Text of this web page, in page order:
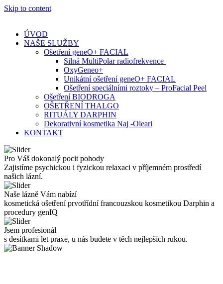
Skip to content
ÚVOD
NAŠE SLUŽBY
Ošetření geneO+ FACIAL
Silná MultiPolar radiofrekvence
OxyGeneo+
Unikátní ošetření geneO+ FACIAL
Ošetření speciálními roztoky – ProFacial Peel
Ošetření BIODROGA
OŠETŘENÍ THALGO
RITUÁLY DARPHIN
Dekorativní kosmetika Naj -Oleari
KONTAKT
Pro Váš dokonalý pocit pohody
Zajistíme psychickou i fyzickou relaxaci v příjemném prostředí
našich lázní.
Naše lázně Vám nabízí
kosmetická ošetření prvotřídní francouzskou kosmetikou Darphin a
procedury genIQ
Jsem profesionál
s desítkami let praxe, u nás budete v těch nejlepších rukou.